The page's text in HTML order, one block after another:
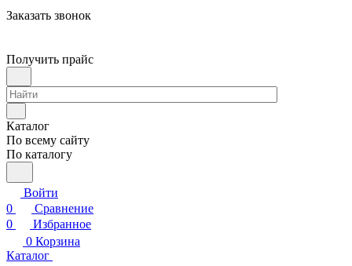
Заказать звонок
Получить прайс
Каталог
По всему сайту
По каталогу
Войти
0
Сравнение
0
Избранное
0 Корзина
Каталог